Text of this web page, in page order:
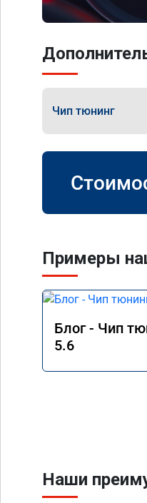
Чип тюнинг
Примеры
Блог - Чип
5.6
Наши